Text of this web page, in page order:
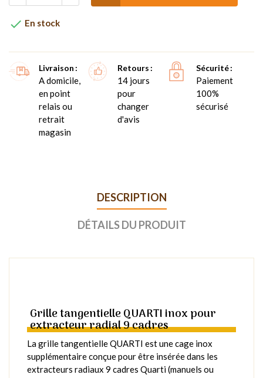
 En stock
Livraison
A domicile,
en point
relais ou
retrait
magasin
Retours
14 jours
pour
changer
d'avis
Sécurité
Paiement
100%
sécurisé
DESCRIPTION
DÉTAILS DU PRODUIT
Grille tangentielle QUARTI inox pour
extracteur radial 9 cadres
La grille tangentielle QUARTI est une cage inox
supplémentaire conçue pour être insérée dans les
extracteurs radiaux 9 cadres Quarti (manuels ou